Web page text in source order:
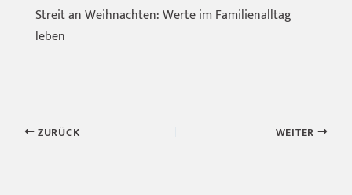
Streit an Weihnachten: Werte im Familienalltag
leben
ZURÜCK WEITER